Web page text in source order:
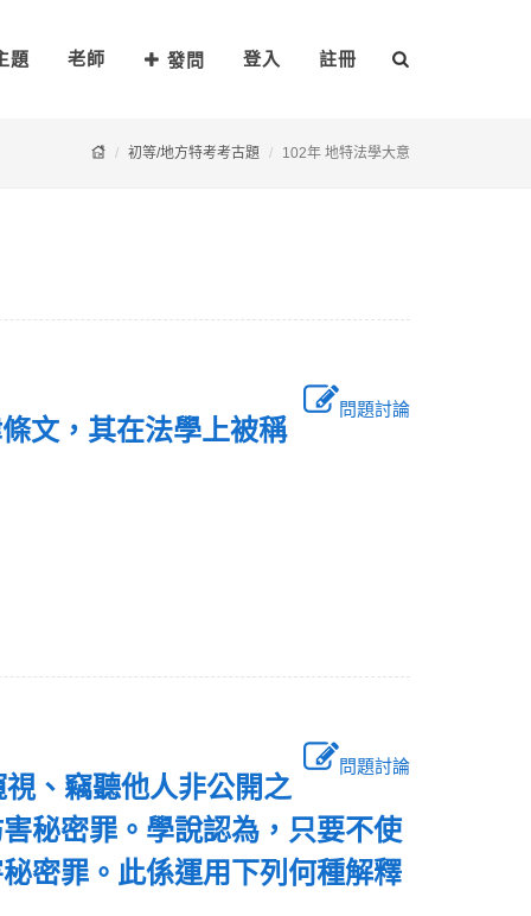
題 老師 發問 登入 註冊
初等/地方特考考古題 102年 地特法學大意
問題討論
文，其在法學上被稱
問題討論
、竊聽他人非公開之
秘密罪。學說認為，只要不使
密罪。此係運用下列何種解釋